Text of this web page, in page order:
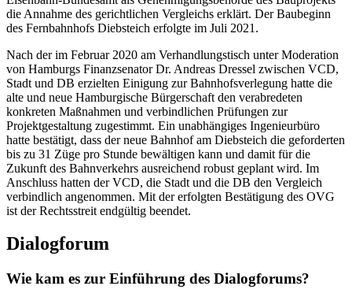
die Annahme des gerichtlichen Vergleichs erklärt. Der Baubeginn
des Fernbahnhofs Diebsteich erfolgte im Juli 2021.
Nach der im Februar 2020 am Verhandlungstisch unter Moderation
von Hamburgs Finanzsenator Dr. Andreas Dressel zwischen VCD,
Stadt und DB erzielten Einigung zur Bahnhofsverlegung hatte die
alte und neue Hamburgische Bürgerschaft den verabredeten
konkreten Maßnahmen und verbindlichen Prüfungen zur
Projektgestaltung zugestimmt. Ein unabhängiges Ingenieurbüro
hatte bestätigt, dass der neue Bahnhof am Diebsteich die geforderten
bis zu 31 Züge pro Stunde bewältigen kann und damit für die
Zukunft des Bahnverkehrs ausreichend robust geplant wird. Im
Anschluss hatten der VCD, die Stadt und die DB den Vergleich
verbindlich angenommen. Mit der erfolgten Bestätigung des OVG
ist der Rechtsstreit endgültig beendet.
Dialogforum
Wie kam es zur Einführung des Dialogforums?